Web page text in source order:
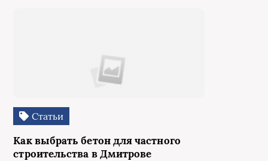
Статьи
Как выбрать бетон для частного
строительства в Дмитрове